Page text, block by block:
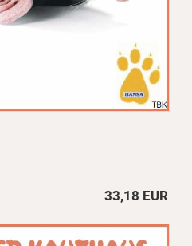
33,18 EUR